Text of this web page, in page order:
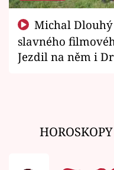
slavného
Jezdil na něm i